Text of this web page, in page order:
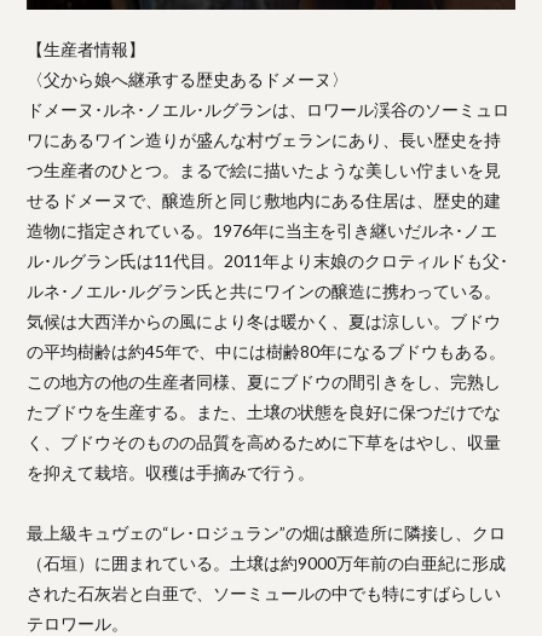
【生産者情報】
〈父から娘へ継承する歴史あるドメーヌ〉
ドメーヌ･ルネ･ノエル･ルグランは、ロワール渓谷のソーミュロ
ワにあるワイン造りが盛んな村ヴェランにあり、長い歴史を持
つ生産者のひとつ。まるで絵に描いたような美しい佇まいを見
せるドメーヌで、醸造所と同じ敷地内にある住居は、歴史的建
造物に指定されている。1976年に当主を引き継いだルネ･ノエ
ル･ルグラン氏は11代目。2011年より末娘のクロティルドも父･
ルネ･ノエル･ルグラン氏と共にワインの醸造に携わっている。
気候は大西洋からの風により冬は暖かく、夏は涼しい。ブドウ
の平均樹齢は約45年で、中には樹齢80年になるブドウもある。
この地方の他の生産者同様、夏にブドウの間引きをし、完熟し
たブドウを生産する。また、土壌の状態を良好に保つだけでな
く、ブドウそのものの品質を高めるために下草をはやし、収量
を抑えて栽培。収穫は手摘みで行う。
最上級キュヴェの“レ･ロジュラン”の畑は醸造所に隣接し、クロ
（石垣）に囲まれている。土壌は約9000万年前の白亜紀に形成
された石灰岩と白亜で、ソーミュールの中でも特にすばらしい
テロワール。